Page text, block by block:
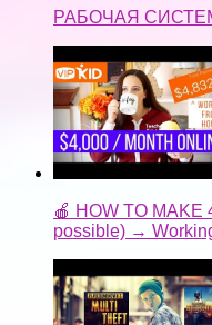
РАБОЧАЯ
🍎 HOW TO MAKE
possible) →